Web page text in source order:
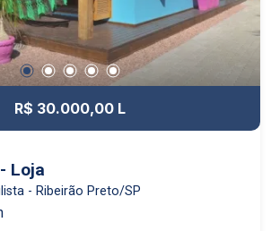
R$ 30.000,00 L
Loja
- Ribeirão Preto/SP